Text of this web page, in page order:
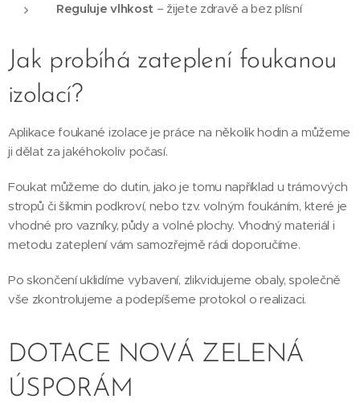
Reguluje vlhkost – žijete zdravě a bez plísní
Jak probíhá zateplení foukanou
izolací?
Aplikace foukané izolace je práce na několik hodin a můžeme
ji dělat za jakéhokoliv počasí.
Foukat můžeme do dutin, jako je tomu například u trámových
stropů či šikmin podkroví, nebo tzv. volným foukáním, které je
vhodné pro vazníky, půdy a volné plochy. Vhodný materiál i
metodu zateplení vám samozřejmě rádi doporučíme.
Po skončení uklidíme vybavení, zlikvidujeme obaly, společně
vše zkontrolujeme a podepíšeme protokol o realizaci.
DOTACE NOVÁ ZELENÁ
ÚSPORÁM